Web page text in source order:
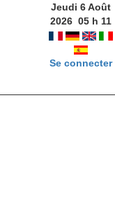
Jeudi 6 Août
2026 05h 11
Se connecter